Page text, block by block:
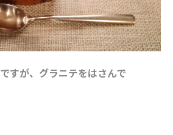
すが、グラニテをはさんで